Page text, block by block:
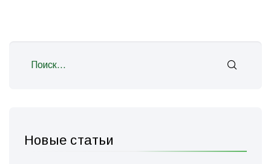
Новые статьи